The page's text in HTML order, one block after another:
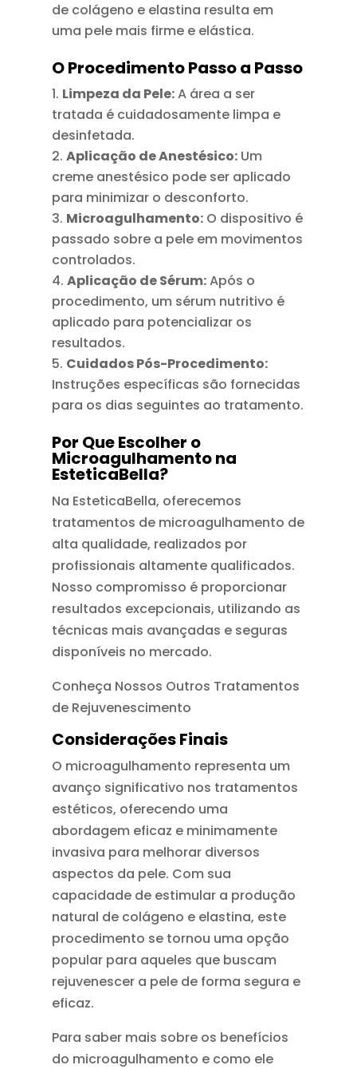
de colágeno e elastina resulta em
uma pele mais firme e elástica.
O Procedimento Passo a Passo
Limpeza da Pele:A área a ser
tratada é cuidadosamente limpa e
desinfetada.
Aplicação de Anestésico:Um
creme anestésico pode ser aplicado
para minimizar o desconforto.
Microagulhamento:O dispositivo é
passado sobre a pele em movimentos
controlados.
Aplicação de Sérum:Após o
procedimento, um sérum nutritivo é
aplicado para potencializar os
resultados.
Cuidados Pós-Procedimento:
Instruções específicas são fornecidas
para os dias seguintes ao tratamento.
Por Que Escolher o
Microagulhamento na
EsteticaBella?
Na EsteticaBella, oferecemos
tratamentos de microagulhamento de
alta qualidade, realizados por
profissionais altamente qualificados.
Nosso compromisso é proporcionar
resultados excepcionais, utilizando as
técnicas mais avançadas e seguras
disponíveis no mercado.
Conheça Nossos Outros Tratamentos
de Rejuvenescimento
Considerações Finais
O microagulhamento representa um
avanço significativo nos tratamentos
estéticos, oferecendo uma
abordagem eficaz e minimamente
invasiva para melhorar diversos
aspectos da pele. Com sua
capacidade de estimular a produção
natural de colágeno e elastina, este
procedimento se tornou uma opção
popular para aqueles que buscam
rejuvenescer a pele de forma segura e
eficaz.
Para saber mais sobre os benefícios
do microagulhamento e como ele